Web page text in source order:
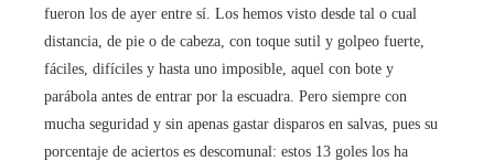
fueron los de ayer entre sí. Los hemos visto desde tal o cual
distancia, de pie o de cabeza, con toque sutil y golpeo fuerte,
fáciles, difíciles y hasta uno imposible, aquel con bote y
parábola antes de entrar por la escuadra. Pero siempre con
mucha seguridad y sin apenas gastar disparos en salvas, pues su
porcentaje de aciertos es descomunal: estos 13 goles los ha